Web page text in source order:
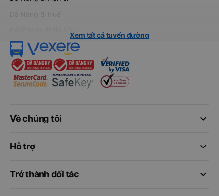
Đà Nẵng đi Huế
Xem tất cả tuyến đường
keyboard_arrow_down
Về chúng tôi
keyboard_arrow_down
Hỗ trợ
keyboard_arrow_down
Trở thành đối tác